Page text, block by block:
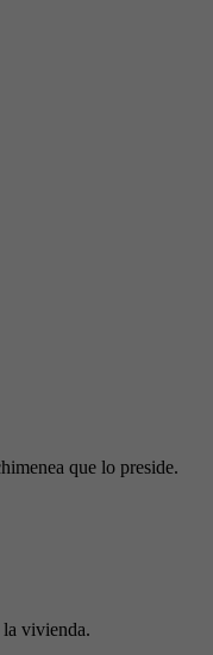
que lo preside.
la vivienda.